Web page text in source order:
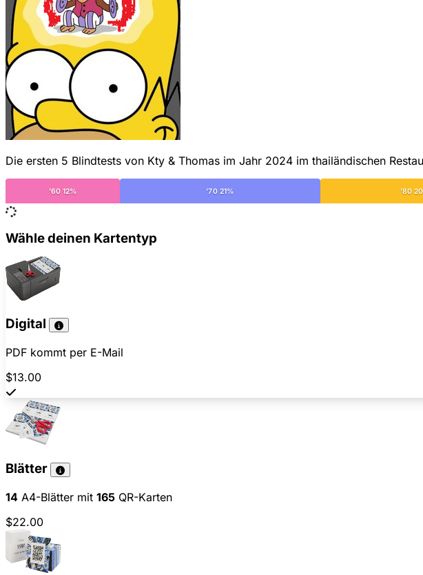
Die ersten 5 Blindtests von Kty & Thomas im Jahr 2024 im thailändischen
'60 12% '70 21% '80
Wähle deinen Kartentyp
Digital
PDF kommt per E-Mail
$13.00
Blätter
14 A4-Blätter mit 165 QR-Karten
$22.00